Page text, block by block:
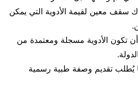
سقف معين لقيمة الأدوية التي يمكن
تكون الأدوية مسجلة ومعتمدة من
يُطلب تقديم وصفة طبية رسمية